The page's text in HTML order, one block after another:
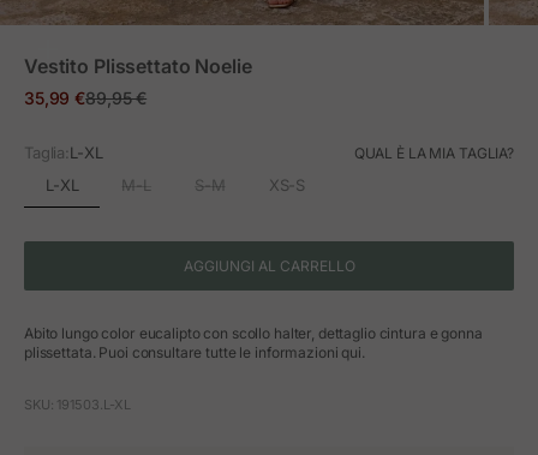
Vestito Plissettato Noelie
Prezzo in offerta
35,99 €Prezzo normale
89,95 €
Taglia:L-XL QUAL È LA MIA TAGLIA?
L-XL M-L S-M XS-S
AGGIUNGI AL CARRELLO
Abito lungo color eucalipto con scollo halter, dettaglio cintura e gonna
plissettata. Puoi consultare tutte le informazioni qui.
SKU: 191503.L-XL